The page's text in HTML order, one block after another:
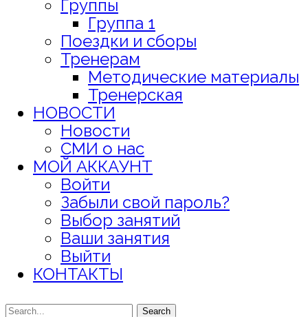
Группы
Группа 1
Поездки и сборы
Тренерам
Методические материалы
Тренерская
НОВОСТИ
Новости
СМИ о нас
МОЙ АККАУНТ
Войти
Забыли свой пароль?
Выбор занятий
Ваши занятия
Выйти
КОНТАКТЫ
Search